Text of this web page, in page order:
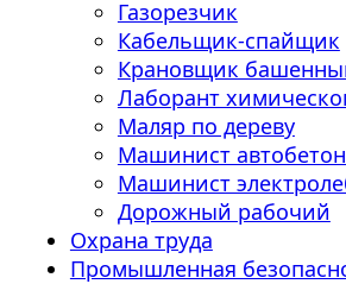
Газорезчик
Кабельщик-спайщик
Крановщик
Лаборант
Маляр по дереву
Машинист
Машинист
Дорожный рабочий
Охрана труда
Промышленная